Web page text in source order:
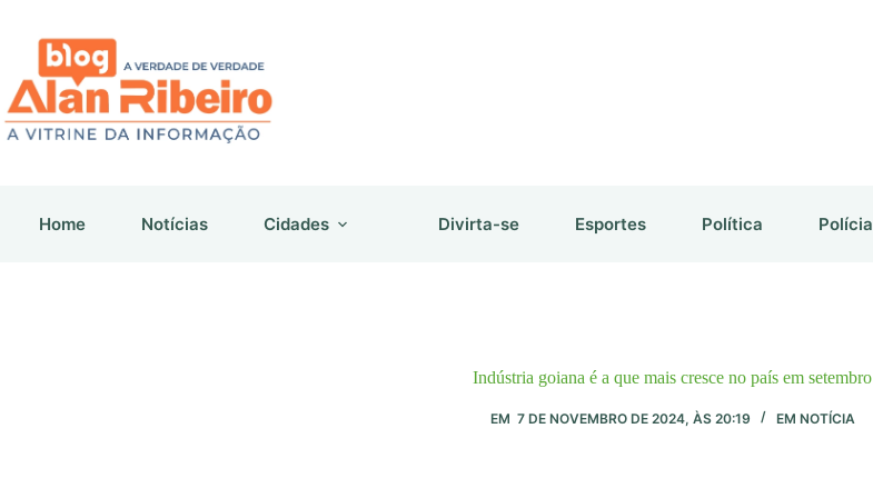
conteúdo
Home Notícias Cidades Divirta-se Esportes Política Polícia
Indústria goiana é a que mais cresce no país em setembro
EM 7 DE NOVEMBRO DE 2024, ÀS 20:19 EM NOTÍCIA